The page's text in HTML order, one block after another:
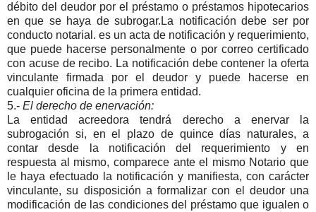
débito del deudor por el préstamo o préstamos hipotecarios
en que se haya de subrogar.La notificación debe ser por
conducto notarial. es un acta de notificación y requerimiento,
que puede hacerse personalmente o por correo certificado
con acuse de recibo. La notificación debe contener la oferta
vinculante firmada por el deudor y puede hacerse en
cualquier oficina de la primera entidad.
5.- El derecho de enervación:
La entidad acreedora tendrá derecho a enervar la
subrogación si, en el plazo de quince días naturales, a
contar desde la notificación del requerimiento y en
respuesta al mismo, comparece ante el mismo Notario que
le haya efectuado la notificación y manifiesta, con carácter
vinculante, su disposición a formalizar con el deudor una
modificación de las condiciones del préstamo que igualen o